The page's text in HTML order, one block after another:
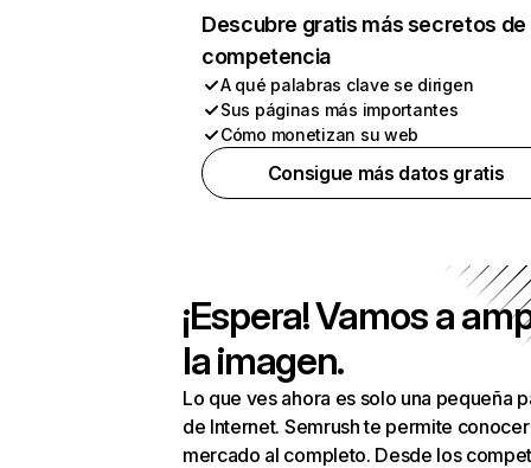
Descubre gratis más secretos de
competencia
A qué palabras clave se dirigen
Sus páginas más importantes
Cómo monetizan su web
Consigue más datos gratis
¡Espera! Vamos a
la imagen.
Lo que ves ahora es solo una pequeña
de Internet. Semrush te permite
mercado al completo. Desde los